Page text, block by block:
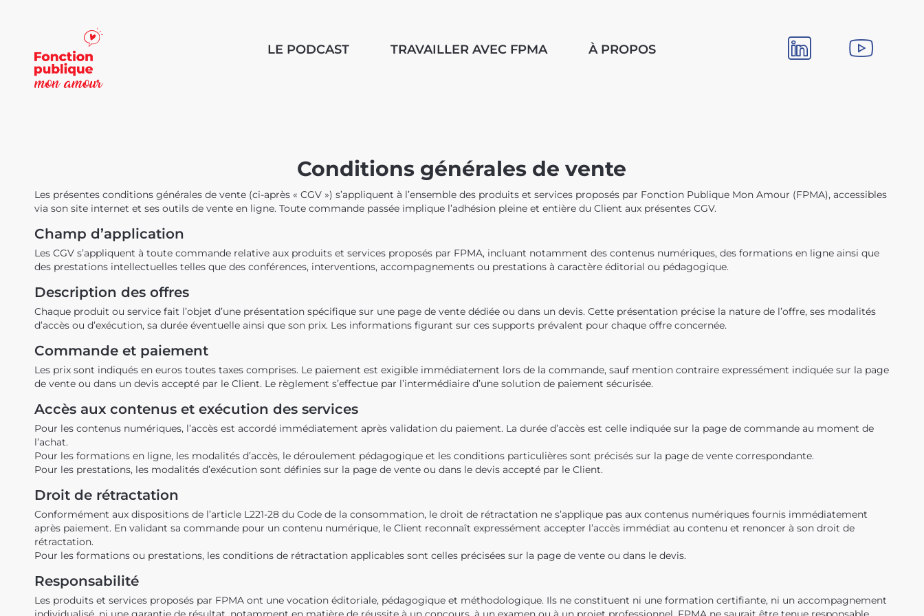
LE PODCAST TRAVAILLER AVEC FPMA À PROPOS
Conditions générales de vente
Les présentes conditions générales de vente (ci-après « CGV ») s’appliquent à l’ensemble des produits et services proposés par Fonction Publique Mon Amour (FPMA), accessibles
via son site internet et ses outils de vente en ligne. Toute commande passée implique l’adhésion pleine et entière du Client aux présentes CGV.
Champ d’application
Les CGV s’appliquent à toute commande relative aux produits et services proposés par FPMA, incluant notamment des contenus numériques, des formations en ligne ainsi que
des prestations intellectuelles telles que des conférences, interventions, accompagnements ou prestations à caractère éditorial ou pédagogique.
Description des offres
Chaque produit ou service fait l’objet d’une présentation spécifique sur une page de vente dédiée ou dans un devis. Cette présentation précise la nature de l’offre, ses modalités
d’accès ou d’exécution, sa durée éventuelle ainsi que son prix. Les informations figurant sur ces supports prévalent pour chaque offre concernée.
Commande et paiement
Les prix sont indiqués en euros toutes taxes comprises. Le paiement est exigible immédiatement lors de la commande, sauf mention contraire expressément indiquée sur la page
de vente ou dans un devis accepté par le Client. Le règlement s’effectue par l’intermédiaire d’une solution de paiement sécurisée.
Accès aux contenus et exécution des services
Pour les contenus numériques, l’accès est accordé immédiatement après validation du paiement. La durée d’accès est celle indiquée sur la page de commande au moment de
l’achat.
Pour les formations en ligne, les modalités d’accès, le déroulement pédagogique et les conditions particulières sont précisés sur la page de vente correspondante.
Pour les prestations, les modalités d’exécution sont définies sur la page de vente ou dans le devis accepté par le Client.
Droit de rétractation
Conformément aux dispositions de l’article L221-28 du Code de la consommation, le droit de rétractation ne s’applique pas aux contenus numériques fournis immédiatement
après paiement. En validant sa commande pour un contenu numérique, le Client reconnaît expressément accepter l’accès immédiat au contenu et renoncer à son droit de
rétractation.
Pour les formations ou prestations, les conditions de rétractation applicables sont celles précisées sur la page de vente ou dans le devis.
Responsabilité
Les produits et services proposés par FPMA ont une vocation éditoriale, pédagogique et méthodologique. Ils ne constituent ni une formation certifiante, ni un accompagnement